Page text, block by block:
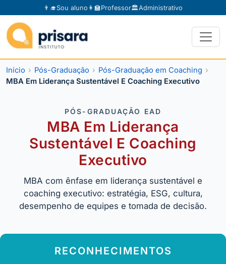
👨‍🎓Sou aluno 👩‍🏫Professor🏛️Administrativo
Início Pós-Graduação
Pós-Graduação em Coaching
MBA Em Liderança Sustentável E Coaching Executivo
PÓS-GRADUAÇÃO EAD
MBA Em Liderança
Sustentável E Coaching
Executivo
MBA com ênfase em liderança sustentável e
coaching executivo: estratégia, ESG, cultura,
desempenho de equipes e tomada de decisão.
RECONHECIMENTOS